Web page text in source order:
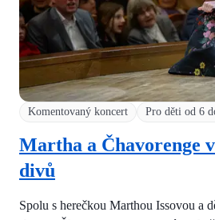
Komentovaný koncert Pro děti od 6
Martha a Čhavorenge
divů
Spolu s herečkou Marthou Issovou a